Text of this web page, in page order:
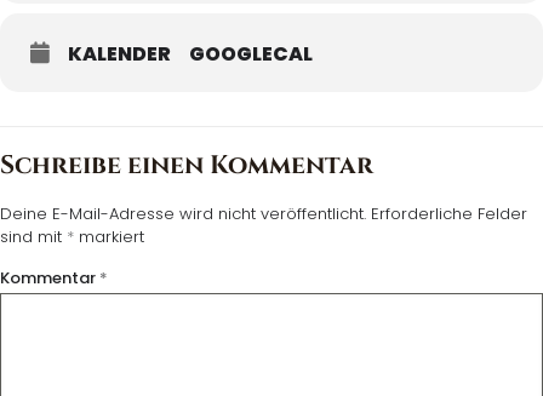
KALENDER GOOGLECAL
Schreibe einen Kommentar
Deine E-Mail-Adresse wird nicht veröffentlicht. Erforderliche Felder
sind mit * markiert
Kommentar *